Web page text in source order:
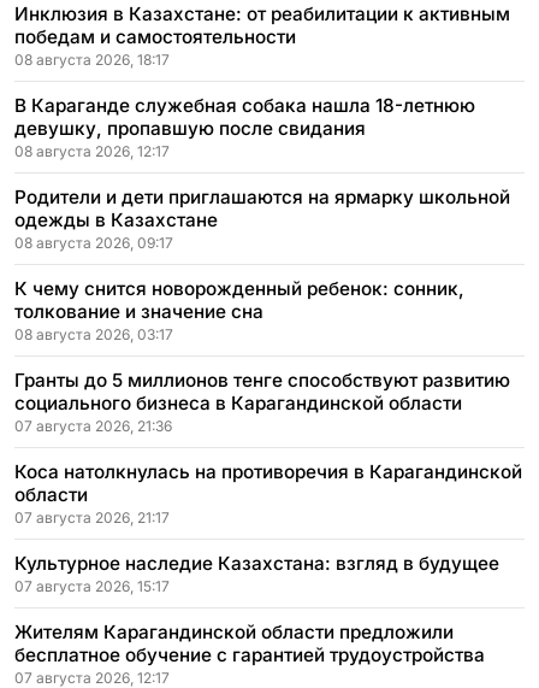
Инклюзия в Казахстане: от реабилитации к активным
победам и самостоятельности
08 августа 2026, 18:17
В Караганде служебная собака нашла 18-летнюю
девушку, пропавшую после свидания
08 августа 2026, 12:17
Родители и дети приглашаются на ярмарку школьной
одежды в Казахстане
08 августа 2026, 09:17
К чему снится новорожденный ребенок: сонник,
толкование и значение сна
08 августа 2026, 03:17
Гранты до 5 миллионов тенге способствуют развитию
социального бизнеса в Карагандинской области
07 августа 2026, 21:36
Коса натолкнулась на противоречия в Карагандинской
области
07 августа 2026, 21:17
Культурное наследие Казахстана: взгляд в будущее
07 августа 2026, 15:17
Жителям Карагандинской области предложили
бесплатное обучение с гарантией трудоустройства
07 августа 2026, 12:17